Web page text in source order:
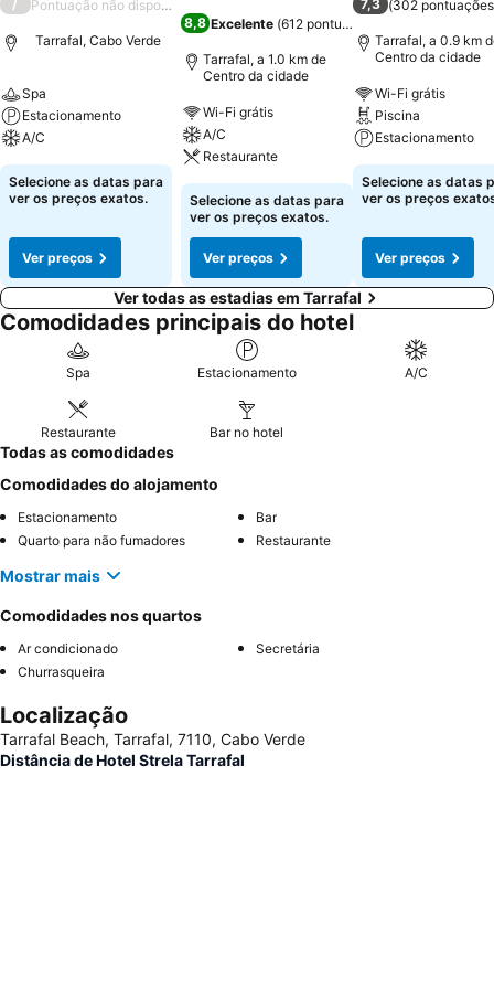
/ Pontuação não disponível
Tarrafal, Cabo Verde
Spa
Estacionamento
A/C
Selecione as datas para
ver os preços exatos.
Ver preços
8,8 Excelente (612 pontuações
Tarrafal, a 1.0 km de
Centro da cidade
Wi-Fi grátis
A/C
Restaurante
Selecione as datas para
ver os preços exatos.
Ver preços
7,3 (302 pontuações
Tarrafal, a 0.9 km
Centro da cidade
Wi-Fi grátis
Piscina
Estacionamento
Selecione as datas
ver os preços
Ver preços
Ver todas as estadias em Tarrafal
Comodidades principais do hotel
Spa Estacionamento A/C
Restaurante Bar no hotel
Todas as comodidades
Comodidades do alojamento
Estacionamento
Bar
Quarto para não fumadores
Restaurante
Mostrar mais
Comodidades nos quartos
Ar condicionado
Secretária
Churrasqueira
Localização
Tarrafal Beach, Tarrafal, 7110, Cabo Verde
Distância de Hotel Strela Tarrafal